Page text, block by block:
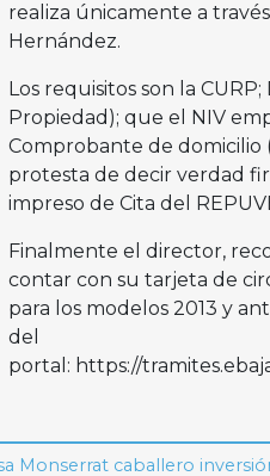
realiza únicamente a
Hernández.
Los requisitos son la
Propiedad); que el NIV
Comprobante de domicilio
protesta de decir verdad
impreso de Cita del
Finalmente el director,
contar con su tarjeta de
para los modelos 2013 y
del
portal: https://
Monserrat caballero